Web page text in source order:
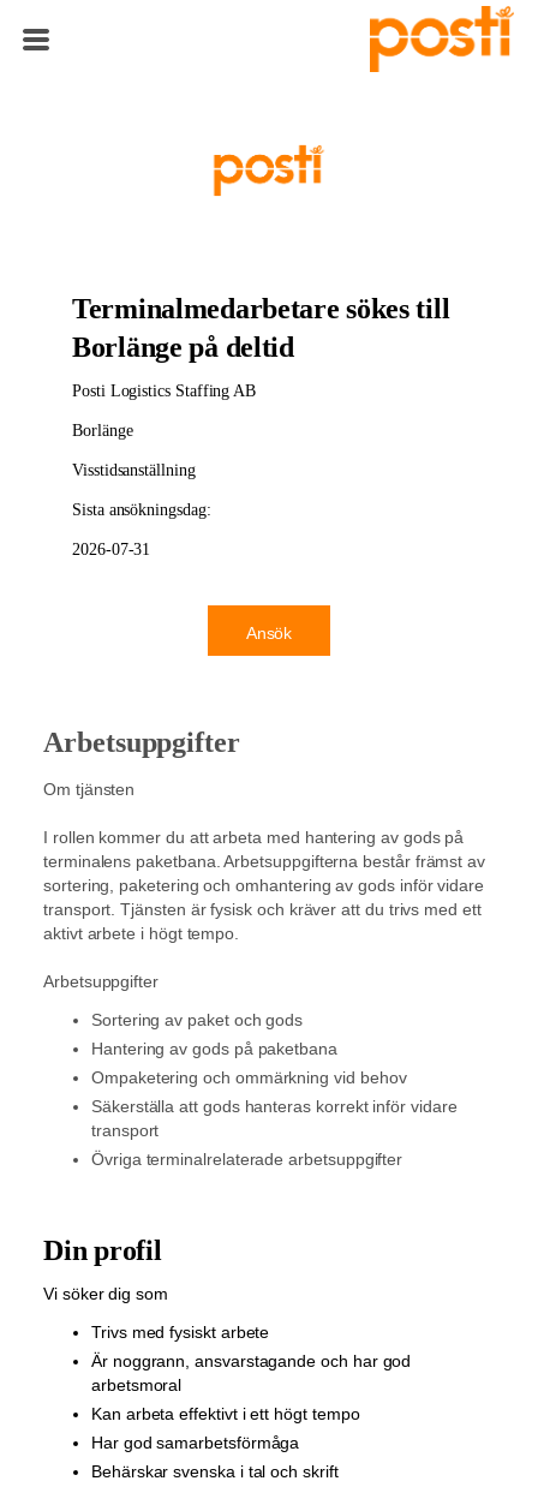
Terminalmedarbetare sökes till
Borlänge på deltid
Posti Logistics Staffing AB
Borlänge
Visstidsanställning
Sista ansökningsdag:
2026-07-31
Ansök
Arbetsuppgifter
Om tjänsten
I rollen kommer du att arbeta med hantering av gods på
terminalens paketbana. Arbetsuppgifterna består främst av
sortering, paketering och omhantering av gods inför vidare
transport. Tjänsten är fysisk och kräver att du trivs med ett
aktivt arbete i högt tempo.
Arbetsuppgifter
Sortering av paket och gods
Hantering av gods på paketbana
Ompaketering och ommärkning vid behov
Säkerställa att gods hanteras korrekt inför vidare
transport
Övriga terminalrelaterade arbetsuppgifter
Din profil
Vi söker dig som
Trivs med fysiskt arbete
Är noggrann, ansvarstagande och har god
arbetsmoral
Kan arbeta effektivt i ett högt tempo
Har god samarbetsförmåga
Behärskar svenska i tal och skrift